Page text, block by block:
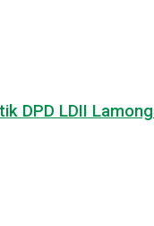
DPD LDII